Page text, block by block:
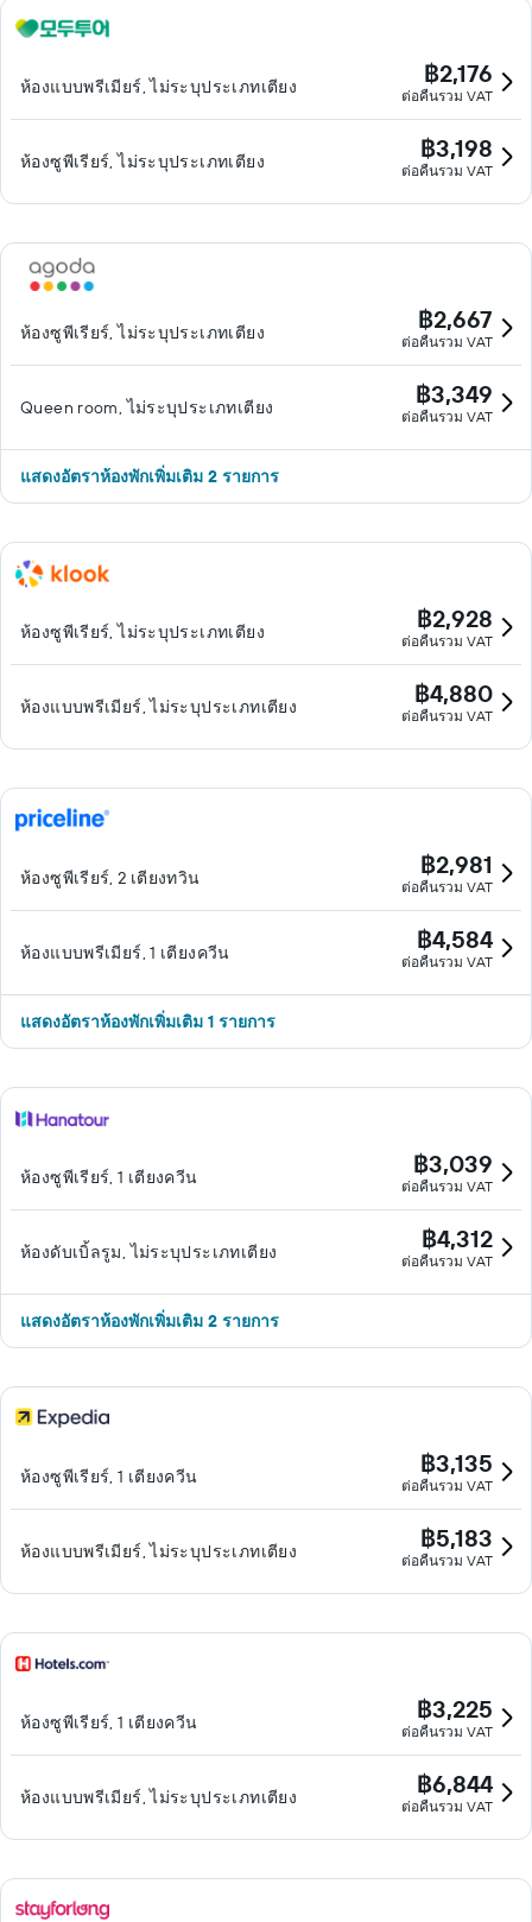
ห้องแบบพรีเมียร์, ไม่ระบุประเภทเตียง ฿2,176
ต่อคืนรวม VAT
ห้องซูพีเรียร์, ไม่ระบุประเภทเตียง ฿3,198
ต่อคืนรวม VAT
ห้องซูพีเรียร์, ไม่ระบุประเภทเตียง ฿2,667
ต่อคืนรวม VAT
Queen room, ไม่ระบุประเภทเตียง ฿3,349
ต่อคืนรวม VAT
แสดงอัตราห้องพักเพิ่มเติม 2 รายการ
ห้องซูพีเรียร์, ไม่ระบุประเภทเตียง ฿2,928
ต่อคืนรวม VAT
ห้องแบบพรีเมียร์, ไม่ระบุประเภทเตียง ฿4,880
ต่อคืนรวม VAT
ห้องซูพีเรียร์, 2 เตียงทวิน ฿2,981
ต่อคืนรวม VAT
ห้องแบบพรีเมียร์, 1 เตียงควีน ฿4,584
ต่อคืนรวม VAT
แสดงอัตราห้องพักเพิ่มเติม 1 รายการ
ห้องซูพีเรียร์, 1 เตียงควีน ฿3,039
ต่อคืนรวม VAT
ห้องดับเบิ้ลรูม, ไม่ระบุประเภทเตียง ฿4,312
ต่อคืนรวม VAT
แสดงอัตราห้องพักเพิ่มเติม 2 รายการ
ห้องซูพีเรียร์, 1 เตียงควีน ฿3,135
ต่อคืนรวม VAT
ห้องแบบพรีเมียร์, ไม่ระบุประเภทเตียง ฿5,183
ต่อคืนรวม VAT
ห้องซูพีเรียร์, 1 เตียงควีน ฿3,225
ต่อคืนรวม VAT
ห้องแบบพรีเมียร์, ไม่ระบุประเภทเตียง ฿6,844
ต่อคืนรวม VAT